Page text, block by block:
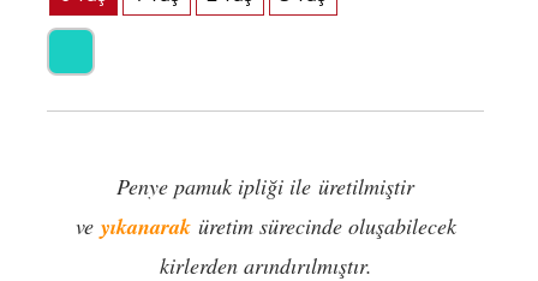
Penye pamuk ipliği ile üretilmiştir
ve yıkanaraküretim sürecinde oluşabilecek
kirlerden arındırılmıştır.